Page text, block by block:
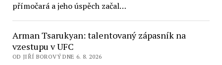
přímočará a jeho úspěch začal…
Arman Tsarukyan: talentovaný zápasník na
vzestupu v UFC
OD JIŘÍ BOROVÝ DNE 6. 8. 2026